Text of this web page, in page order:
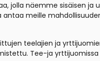
näemme sisäisen ja
meille
teelajien ja
Tee-ja